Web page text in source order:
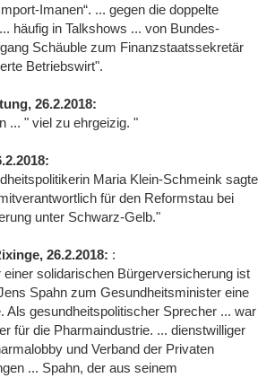
Imanen“. ... gegen die doppelte
häufig in Talkshows ... von Bundes-
Schäuble zum Finanzstaatssekretär
Betriebswirt".
26.2.2018:
... " viel zu ehrgeizig. "
Maria Klein-Schmeink sagte
für den Reformstau bei
unter Schwarz-Gelb."
26.2.2018: :
einer solidarischen Bürgerversicherung ist
Spahn zum Gesundheitsminister eine
Als gesundheitspolitischer Sprecher ... war
für die Pharmaindustrie. ... dienstwilliger
und Verband der Privaten
... Spahn, der aus seinem